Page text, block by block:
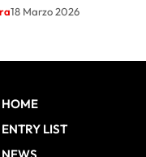
18 Marzo 2026
HOME
ENTRY LIST